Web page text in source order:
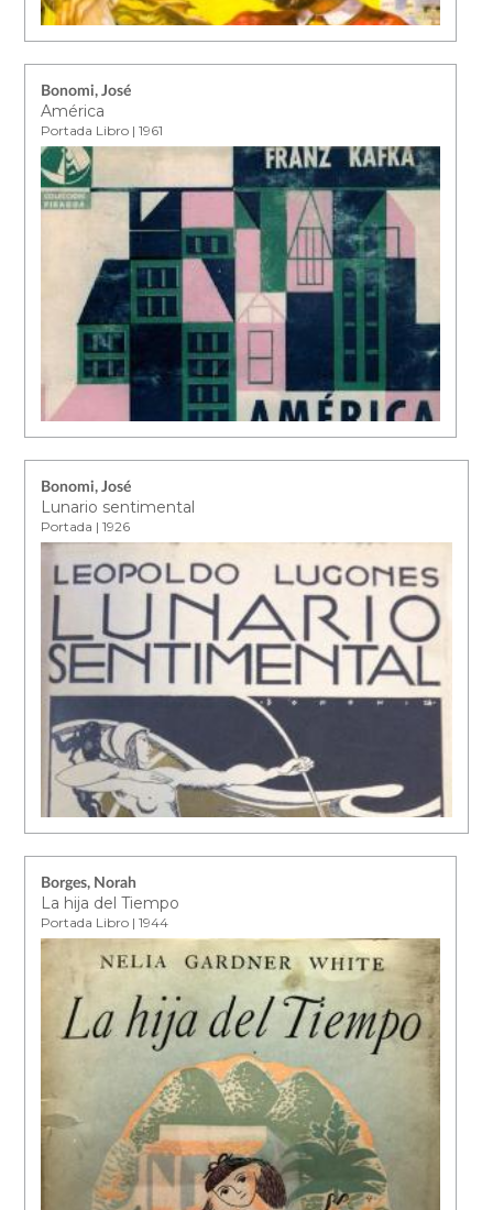
Bonomi, José
América
Portada Libro | 1961
Bonomi, José
Lunario sentimental
Portada | 1926
Borges, Norah
La hija del Tiempo
Portada Libro | 1944